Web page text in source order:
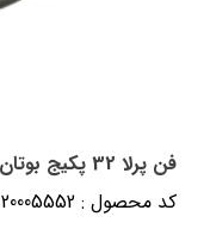
فن پرلا 32 پکیج بوتان (شرکتی)
کد محصول : 20005552